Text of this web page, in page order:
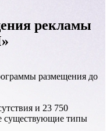
рекламы
размещения до
и 23 750
существующие типы